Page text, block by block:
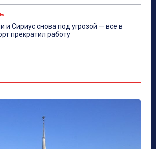
Сириус снова под угрозой — все в
прекратил работу